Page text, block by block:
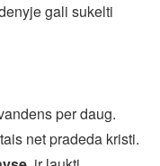
gali sukelti
per daug.
net pradeda kristi.